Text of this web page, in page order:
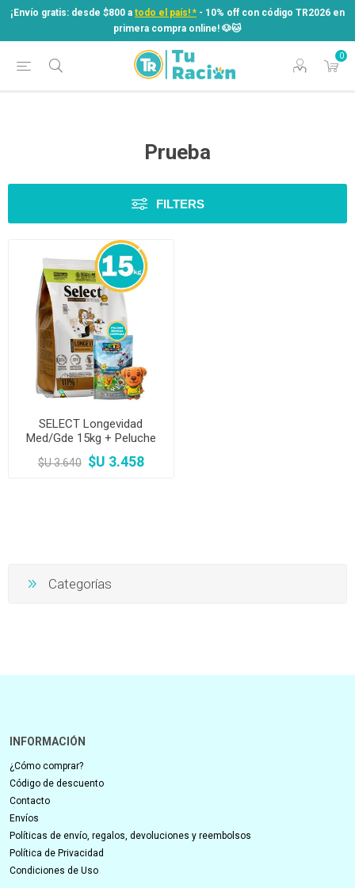
¡Envío gratis: desde $800 a todo el país! * - 10% off con código TR2026 en
primera compra online! ​🐶​🐱
0
¡Envío gratis: desde $800 atodo el país! *
- 10% off con código TR2026 en
primera compra online! ​🐶​🐱
Prueba
FILTERS
SELECT Longevidad
Med/Gde 15kg + Peluche
sorpresa mundial
$U 3.640 $U 3.458
Categorías
INFORMACIÓN
¿Cómo comprar?
Código de descuento
Contacto
Envíos
Políticas de envío, regalos, devoluciones y reembolsos
Política de Privacidad
Condiciones de Uso